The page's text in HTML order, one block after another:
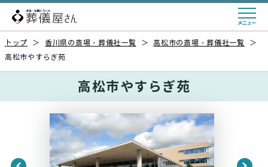
トップ ＞ 香川県の斎場・葬儀社一覧 ＞ 高松市の斎場・葬儀社一覧
＞
高松市やすらぎ苑
高松市やすらぎ苑